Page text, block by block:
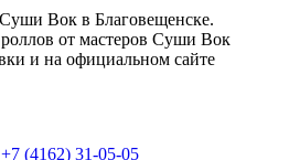
Вок в Благовещенске.
роллов от мастеров Суши Вок
и на официальном сайте
+7 (4162) 31-05-05